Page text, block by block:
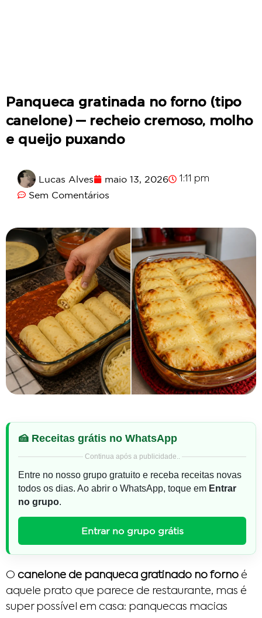
Panqueca gratinada no forno (tipo
canelone) — recheio cremoso, molho
e queijo puxando
Lucas Alves maio 13, 2026 1:11 pm
Sem Comentários
🍰 Receitas grátis no WhatsApp
Continua após a publicidade..
Entre no nosso grupo gratuito e receba receitas novas
todos os dias. Ao abrir o WhatsApp, toque em Entrar
no grupo.
Entrar no grupo grátis
O canelone de panqueca gratinado no forno é
aquele prato que parece de restaurante, mas é
super possível em casa: panquecas macias